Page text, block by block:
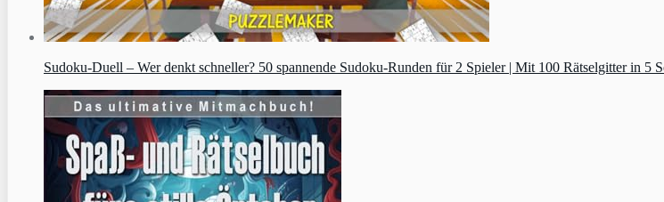
Sudoku‑Duell – Wer denkt schneller? 50 spannende Sudoku-Runden für 2 Spieler | Mit 100 Rätselgitter in 5